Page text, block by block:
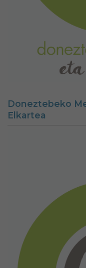
Doneztebeko
Elkartea